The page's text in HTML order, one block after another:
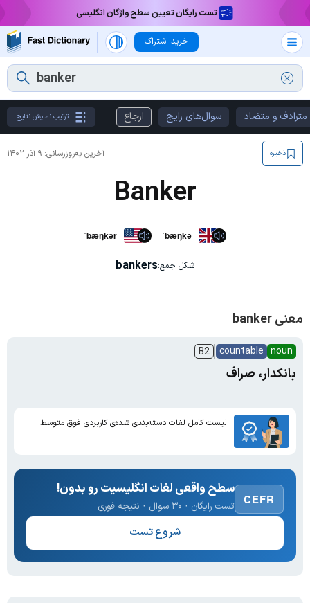
تست رایگان تعیین سطح واژگان انگلیسی
خرید اشتراک
مترادف و متضاد سوال‌های رایج ارجاع ترتیب نمایش نتایج
آخرین به‌روزرسانی: ۹ آذر ۱۴۰۲ ذخیره
Banker
ˈbæŋkər ˈbæŋkə
شکل جمع:bankers
معنی banker
noun
countable
B2
بانکدار، صراف
لیست کامل لغات دسته‌بندی شده‌ی کاربردی فوق متوسط
CEFR
سطح واقعی لغات انگلیسیت رو بدون!
تست رایگان · ۳۰ سوال · نتیجه فوری
شروع تست